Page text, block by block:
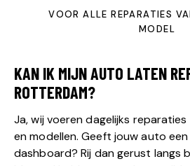
VOOR ALLE REPARATIES
MODEL
KAN IK MIJN AUTO LATEN
ROTTERDAM?
Ja, wij voeren dagelijks
en modellen. Geeft jouw auto
dashboard? Rij dan gerust langs